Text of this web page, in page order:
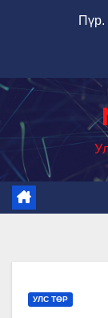
Пүр.
УЛС ТӨР